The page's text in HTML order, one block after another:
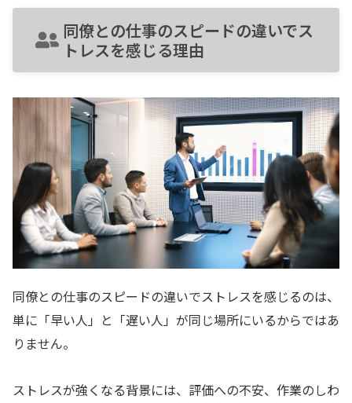
同僚との仕事のスピードの違いでス
トレスを感じる理由
同僚との仕事のスピードの違いでストレスを感じるのは、
単に「早い人」と「遅い人」が同じ場所にいるからではあ
りません。
ストレスが強くなる背景には、評価への不安、作業のしわ